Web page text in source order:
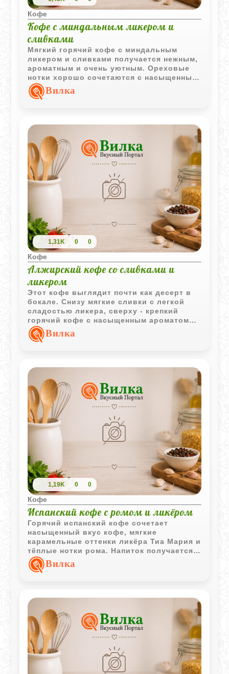
Кофе
Кофе с миндальным ликером и
сливками
Мягкий горячий кофе с миндальным
ликером и сливками получается нежным,
ароматным и очень уютным. Ореховые
нотки хорошо сочетаются с насыщенным
кофе, а сливки делают вкус более
бархатистым и мягким.
Вилка
1,31K 0 0
Кофе
Алжирский кофе со сливками и
ликером
Этот кофе выглядит почти как десерт в
бокале. Снизу мягкие сливки с легкой
сладостью ликера, сверху - крепкий
горячий кофе с насыщенным ароматом
свежего помола. Напиток получается
контрастным по температуре и текстуре,
Вилка
1,19K 0 0
Кофе
Испанский кофе с ромом и ликёром
Горячий испанский кофе сочетает
насыщенный вкус кофе, мягкие
карамельные оттенки ликёра Тиа Мария и
тёплые нотки рома. Напиток получается
ароматным, согревающим и особенно
приятным в вечерней подаче.
Вилка